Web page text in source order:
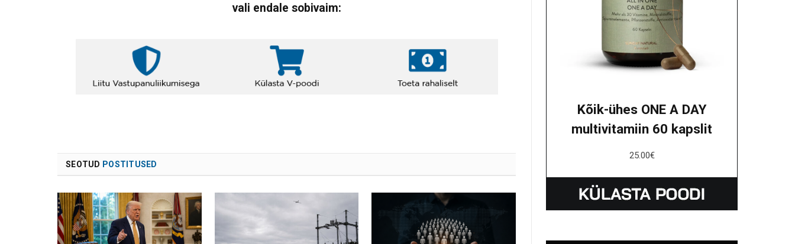
vali endale sobivaim:
SEOTUD POSTITUSED
Kõik-ühes ONE A DAY
multivitamiin 60 kapslit
25.00€